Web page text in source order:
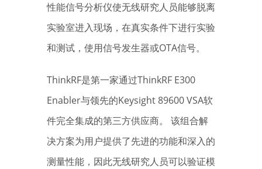
性能信号分析仪使无线研究人员能够脱离
实验室进入现场，在真实条件下进行实验
和测试，使用信号发生器或OTA信号。
ThinkRF是第一家通过ThinkRF E300
Enabler与领先的Keysight 89600 VSA软
件完全集成的第三方供应商。 该组合解
决方案为用户提供了先进的功能和深入的
测量性能，因此无线研究人员可以验证模